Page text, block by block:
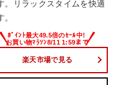
。リラックスタイムを快適
楽天市場で見る